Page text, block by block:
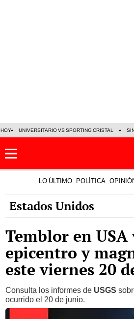
HOY UNIVERSITARIO VS SPORTING CRISTAL
LO ÚLTIMO POLÍTICA
Estados Unidos
Temblor en USA
epicentro y
este viernes 20
Consulta los informes de USGS
ocurrido el 20 de junio.